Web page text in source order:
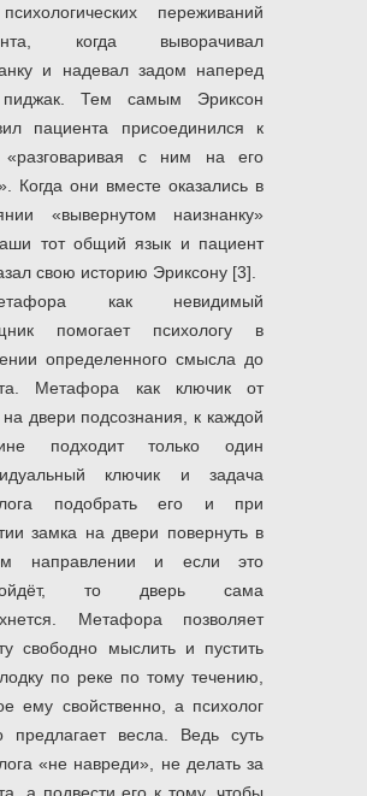
переживаний
когда выворачивал
и надевал задом наперед
Тем самым Эриксон
пациента присоединился к
«разговаривая с ним на его
Когда они вместе оказались в
«вывернутом наизнанку»
тот общий язык и пациент
свою историю Эриксону [3].
как невидимый
помогает психологу в
определенного смысла до
Метафора как ключик от
двери подсознания, к каждой
подходит только один
ключик и задача
подобрать его и при
замка на двери повернуть в
направлении и если это
то дверь сама
Метафора позволяет
свободно мыслить и пустить
по реке по тому течению,
ему свойственно, а психолог
предлагает весла. Ведь суть
«не навреди», не делать за